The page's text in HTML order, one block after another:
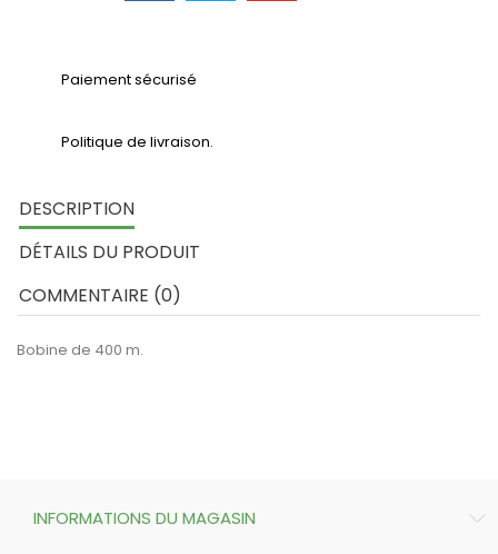
Paiement sécurisé
Politique de livraison.
DESCRIPTION
DÉTAILS DU PRODUIT
COMMENTAIRE (0)
Bobine de 400 m.
INFORMATIONS DU MAGASIN